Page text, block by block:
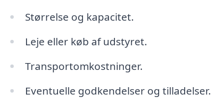
Størrelse og kapacitet.
Leje eller køb af udstyret.
Transportomkostninger.
Eventuelle godkendelser og tilladelser.